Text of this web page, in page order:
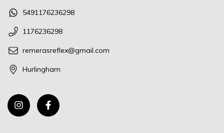
5491176236298
1176236298
remerasreflex@gmail.com
Hurlingham